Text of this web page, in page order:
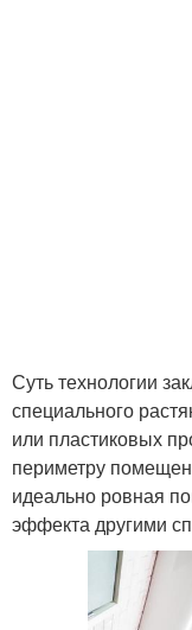
Суть технологии
специального
или пластиковых
периметру
идеально ровная
эффекта другими